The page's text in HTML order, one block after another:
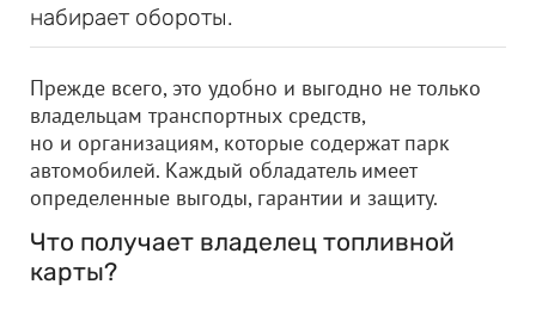
набирает обороты.
Прежде всего, это удобно и выгодно не только
владельцам транспортных средств,
но и организациям, которые содержат парк
автомобилей. Каждый обладатель имеет
определенные выгоды, гарантии и защиту.
Что получает владелец топливной
карты?